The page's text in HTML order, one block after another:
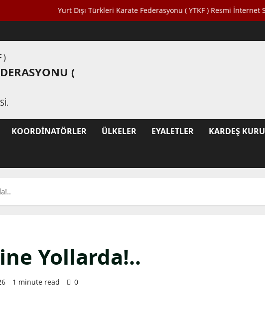
Yurt Dışı Türkleri Karate Federasyonu ( YTKF ) Resmi İnternet Sitesine
(
KOORDINATÖRLER ÜLKELER EYALETLER KARDEŞ
Yollarda!..
1 minute read 0